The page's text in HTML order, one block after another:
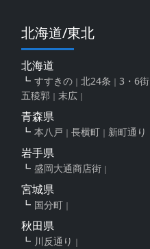
北海道/東北
北海道
すすきの 北24条 3・6街
五稜郭
末広
青森県
本八戸 長横町 新町通り
岩手県
盛岡大通商店街
宮城県
国分町
秋田県
川反通り